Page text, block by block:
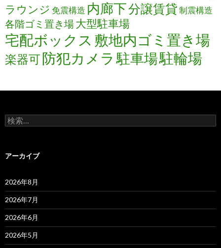
ラウンジ 免震構造 内廊下分譲賃貸制震構造
各階ゴミ置き場大型駐車場
宅配ボックス 敷地内ゴミ置き場
楽器可防犯カメラ 駐車場駐輪場
検
索:
アーカイブ
2026年8月
2026年7月
2026年6月
2026年5月